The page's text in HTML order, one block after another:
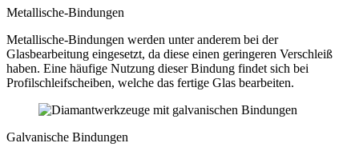
Metallische-Bindungen
Metallische-Bindungen werden unter anderem bei der
Glasbearbeitung eingesetzt, da diese einen geringeren Verschleiß
haben. Eine häufige Nutzung dieser Bindung findet sich bei
Profilschleifscheiben, welche das fertige Glas bearbeiten.
Galvanische Bindungen